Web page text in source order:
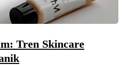
Tren Skincare